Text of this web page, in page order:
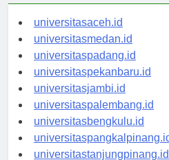
universitasaceh.id
universitasmedan.id
universitaspadang.id
universitaspekanbaru.id
universitasjambi.id
universitaspalembang.id
universitasbengkulu.id
universitaspangkalpinang.id